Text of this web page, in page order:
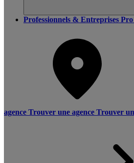
Professionnels & Entreprises
agence Trouver une agence Trouver